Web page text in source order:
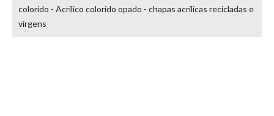
colorido - Acrílico colorido opado - chapas acrílicas recicladas e
virgens